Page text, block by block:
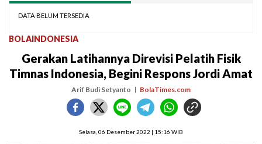
DATA BELUM TERSEDIA
BOLAINDONESIA
Gerakan Latihannya Direvisi Pelatih Fisik
Timnas Indonesia, Begini Respons Jordi Amat
Arif Budi Setyanto BolaTimes.com
Selasa, 06 Desember 2022 | 15:16 WIB